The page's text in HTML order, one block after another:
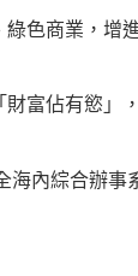
色商業，增
財富佔有慾」
海內綜合辦事